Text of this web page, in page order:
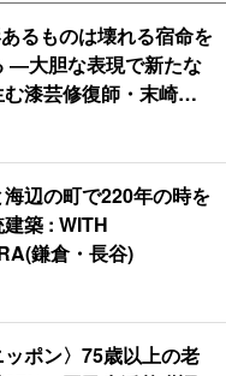
るものは壊れる宿命を
―大胆な表現で新たな
漆芸修復師・末崎広
辺の町で220年の時を
築 : WITH
鎌倉・長谷)
ッポン〉75歳以上の老